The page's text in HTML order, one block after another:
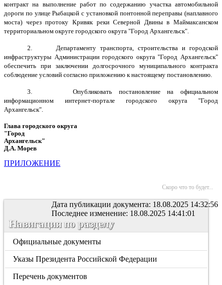
контракт на выполнение работ по содержанию участка автомобильной
дороги по улице Рыбацкой с установкой понтонной переправы (наплавного
моста) через протоку Кривяк реки Северной Двины в Маймаксанском
территориальном округе городского округа "Город Архангельск".
2. Департаменту транспорта, строительства и городской
инфраструктуры Администрации городского округа "Город Архангельск"
обеспечить при заключении долгосрочного муниципального контракта
соблюдение условий согласно приложению к настоящему постановлению.
3. Опубликовать постановление на официальном
информационном интернет-портале городского округа "Город
Архангельск".
Глава городского округа
"Город
Архангельск"
Д.А. Морев
ПРИЛОЖЕНИЕ
Скоро что то будет...
Дата публикации документа: 18.08.2025 14:32:56
Последнее изменение: 18.08.2025 14:41:01
Навигация по разделу
Официальные документы
Указы Президента Российской Федерации
Перечень документов